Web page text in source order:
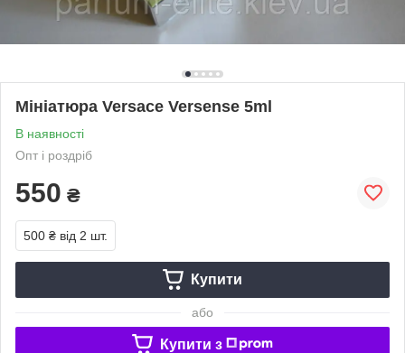
Мініатюра Versace Versense 5ml
В наявності
Опт і роздріб
550 ₴
500 ₴ від 2 шт.
Купити
або
Купити з